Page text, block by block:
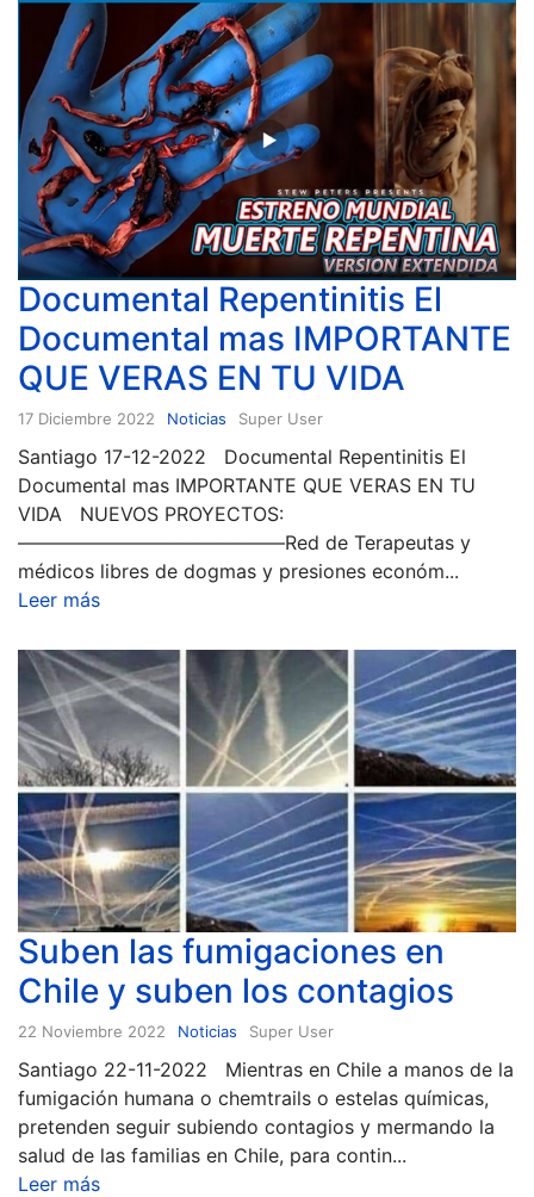
Documental Repentinitis El
Documental mas IMPORTANTE
QUE VERAS EN TU VIDA
17 Diciembre 2022 Noticias Super User
Santiago 17-12-2022 Documental Repentinitis El
Documental mas IMPORTANTE QUE VERAS EN TU
VIDA NUEVOS PROYECTOS:
——————————————Red de Terapeutas y
médicos libres de dogmas y presiones económ...
Leer más
Suben las fumigaciones en
Chile y suben los contagios
22 Noviembre 2022 Noticias Super User
Santiago 22-11-2022 Mientras en Chile a manos de la
fumigación humana o chemtrails o estelas químicas,
pretenden seguir subiendo contagios y mermando la
salud de las familias en Chile, para contin...
Leer más